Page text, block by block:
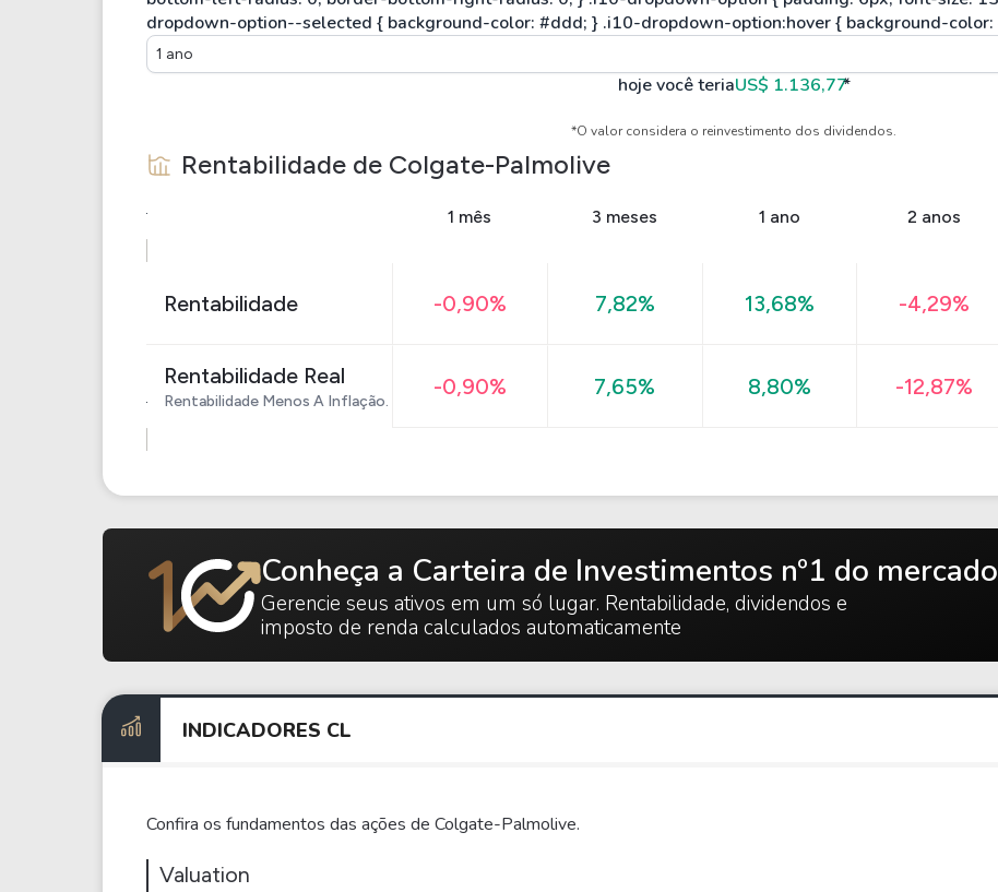
1 ano
hoje você teriaUS$ 1.136,77*
*O valor considera o reinvestimento dos dividendos.
Rentabilidade de Colgate-Palmolive
1 mês 3 meses 1 ano 2 anos
Rentabilidade -0,90% 7,82% 13,68% -4,29%
Rentabilidade Real
Rentabilidade Menos A Inflação.
-0,90% 7,65% 8,80% -12,87%
Conheça a Carteira de Investimentos nº1 do mercado
Gerencie seus ativos em um só lugar. Rentabilidade, dividendos e
imposto de renda calculados automaticamente
INDICADORES CL
Confira os fundamentos das ações de Colgate-Palmolive.
Valuation